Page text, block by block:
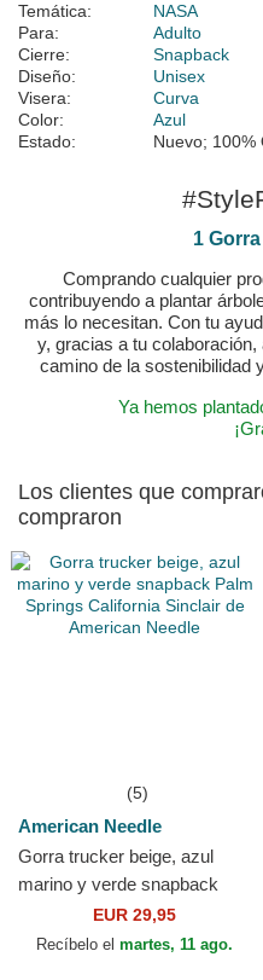
Temática:
NASA
Para:
Adulto
Cierre:
Snapback
Diseño:
Unisex
Visera:
Curva
Color:
Azul
Estado:
Nuevo; 100%
1 Gorra
Comprando cualquier
contribuyendo a plantar
más lo necesitan. Con tu
y, gracias a tu
camino de la sostenibilidad
Ya hemos
Los clientes que
compraron
(5)
American Needle
Gorra trucker beige, azul
marino y verde snapback
Palm Springs California
Sinclair de American...
EUR 29,95
Recíbelo el martes, 11 ago.